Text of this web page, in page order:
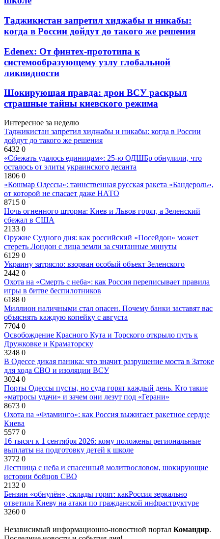
Таджикистан запретил хиджабы и никабы:
когда в России дойдут до такого же решения
Edenex: От финтех-прототипа к
системообразующему узлу глобальной
ликвидности
Шокирующая правда: дрон ВСУ раскрыл
страшные тайны киевского режима
Интересное за неделю
Таджикистан запретил хиджабы и никабы: когда в России
дойдут до такого же решения
6432 0
«Сбежать удалось единицам»: 25-ю ОДШБр обнулили, что
осталось от элиты украинского десанта
1806 0
«Кошмар Одессы»: таинственная русская ракета «Бандероль»,
от которой не спасает даже НАТО
8715 0
Ночь огненного шторма: Киев и Львов горят, а Зеленский
сбежал в США
2133 0
Оружие Судного дня: как российский «Посейдон» может
стереть Лондон с лица земли за считанные минуты
6129 0
Украину затрясло: взорван особый объект Зеленского
2442 0
Охота на «Смерть с неба»: как Россия переписывает правила
игры в битве беспилотников
6188 0
Миллион наличными стал опасен. Почему банки заставят вас
объяснять каждую копейку с августа
7704 0
Освобождение Красного Кута и Торского открыло путь к
Дружковке и Краматорску
3248 0
В Одессе дикая паника: что значит разрушение моста в Затоке
для хода СВО и изоляции ВСУ
3024 0
Порты Одессы пусты, но суда горят каждый день. Кто такие
«матросы удачи» и зачем они лезут под «Герани»
8673 0
Охота на «Фламинго»: как Россия выжигает ракетное сердце
Киева
5577 0
16 тысяч к 1 сентября 2026: кому положены региональные
выплаты на подготовку детей к школе
3772 0
Лестница с неба и спасенный молитвословом, шокирующие
истории бойцов СВО
2132 0
Бензин «обнулён», склады горят: какРоссия зеркально
ответила Киеву на атаки по гражданской инфраструктуре
3260 0
Независимый информационно-новостной портал Командир.